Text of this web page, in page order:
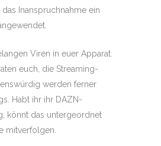
Inanspruchnahme ein
Viren in euer Apparat.
euch, die Streaming-
werden ferner
Habt ihr ihr DAZN-
könnt das untergeordnet
mitverfolgen.